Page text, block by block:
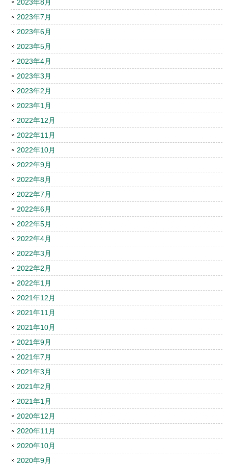
2023年8月
2023年7月
2023年6月
2023年5月
2023年4月
2023年3月
2023年2月
2023年1月
2022年12月
2022年11月
2022年10月
2022年9月
2022年8月
2022年7月
2022年6月
2022年5月
2022年4月
2022年3月
2022年2月
2022年1月
2021年12月
2021年11月
2021年10月
2021年9月
2021年7月
2021年3月
2021年2月
2021年1月
2020年12月
2020年11月
2020年10月
2020年9月